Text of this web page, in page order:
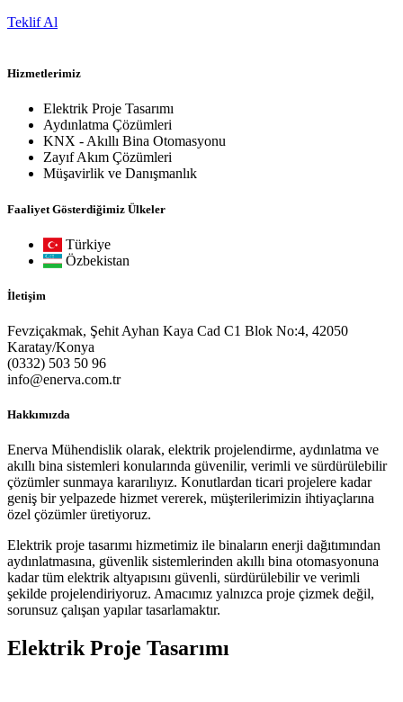
Teklif Al
Hizmetlerimiz
Elektrik Proje Tasarımı
Aydınlatma Çözümleri
KNX - Akıllı Bina Otomasyonu
Zayıf Akım Çözümleri
Müşavirlik ve Danışmanlık
Faaliyet Gösterdiğimiz Ülkeler
Türkiye
Özbekistan
İletişim
Fevziçakmak, Şehit Ayhan Kaya Cad C1 Blok No:4, 42050
Karatay/Konya
(0332) 503 50 96
info@enerva.com.tr
Hakkımızda
Enerva Mühendislik olarak, elektrik projelendirme, aydınlatma ve
akıllı bina sistemleri konularında güvenilir, verimli ve sürdürülebilir
çözümler sunmaya kararılıyız. Konutlardan ticari projelere kadar
geniş bir yelpazede hizmet vererek, müşterilerimizin ihtiyaçlarına
özel çözümler üretiyoruz.
Elektrik proje tasarımı hizmetimiz ile binaların enerji dağıtımından
aydınlatmasına, güvenlik sistemlerinden akıllı bina otomasyonuna
kadar tüm elektrik altyapısını güvenli, sürdürülebilir ve verimli
şekilde projelendiriyoruz. Amacımız yalnızca proje çizmek değil,
sorunsuz çalışan yapılar tasarlamaktır.
Elektrik Proje Tasarımı